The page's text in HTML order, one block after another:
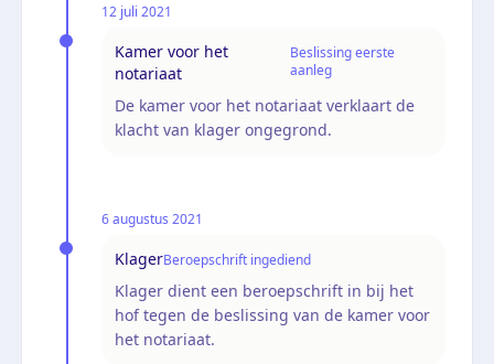
12 juli 2021
Kamer voor het
notariaat
Beslissing eerste
aanleg
De kamer voor het notariaat verklaart de
klacht van klager ongegrond.
6 augustus 2021
KlagerBeroepschrift ingediend
Klager dient een beroepschrift in bij het
hof tegen de beslissing van de kamer voor
het notariaat.